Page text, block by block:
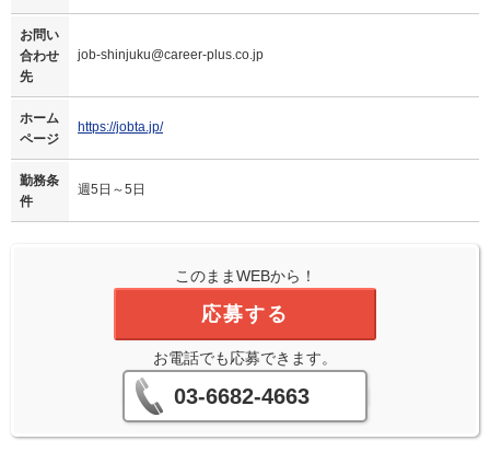
お問い
合わせ
先
job-shinjuku@career-plus.co.jp
ホーム
ページ
https://jobta.jp/
勤務条
件
週5日～5日
このままWEBから！
応募する
お電話でも応募できます。
03-6682-4663